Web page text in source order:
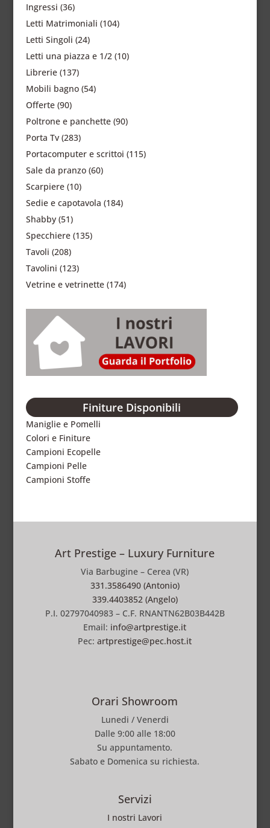
Ingressi (36)
Letti Matrimoniali (104)
Letti Singoli (24)
Letti una piazza e 1/2 (10)
Librerie (137)
Mobili bagno (54)
Offerte (90)
Poltrone e panchette (90)
Porta Tv (283)
Portacomputer e scrittoi (115)
Sale da pranzo (60)
Scarpiere (10)
Sedie e capotavola (184)
Shabby (51)
Specchiere (135)
Tavoli (208)
Tavolini (123)
Vetrine e vetrinette (174)
Finiture Disponibili
Maniglie e Pomelli
Colori e Finiture
Campioni Ecopelle
Campioni Pelle
Campioni Stoffe
Art Prestige – Luxury Furniture
Via Barbugine – Cerea (VR)
331.3586490 (Antonio)
339.4403852 (Angelo)
P.I. 02797040983 – C.F. RNANTN62B03B442B
Email: info@artprestige.it
Pec:artprestige@pec.host.it
Orari Showroom
Lunedi / Venerdi
Dalle 9:00 alle 18:00
Su appuntamento.
Sabato e Domenica su richiesta.
Servizi
I nostri Lavori